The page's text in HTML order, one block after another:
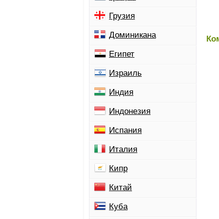
Грузия
Доминикана
Египет
Израиль
Индия
Индонезия
Испания
Италия
Кипр
Китай
Куба